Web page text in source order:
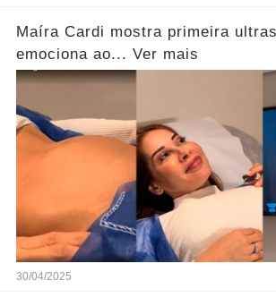
Maíra Cardi mostra primeira
emociona ao... Ver mais
30/04/2025